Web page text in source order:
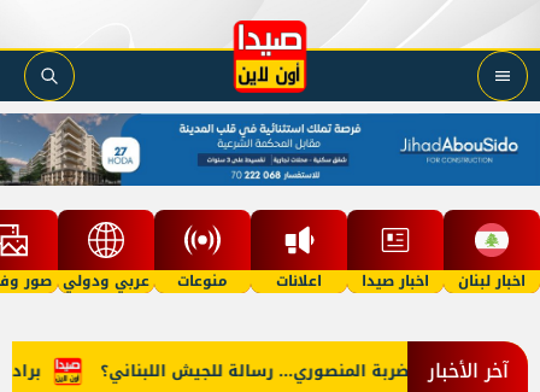
اخبار لبنان اخبار صيدا اعلانات منوعات عربي ودولي صور
آخر الأخبار براد ضربة المنصوري... رسالة للجيش اللبناني؟